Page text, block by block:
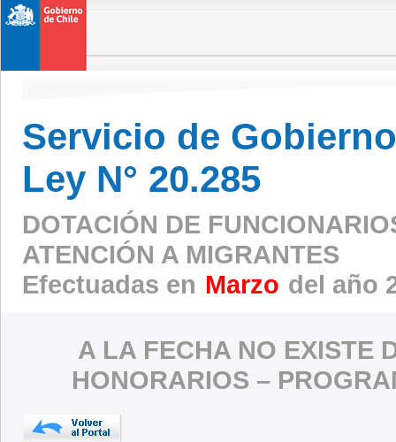
Servicio de
Ley N° 20.285
DOTACIÓN DE
ATENCIÓN A MIGRANTES
Efectuadas en Marzo del año
A LA FECHA NO EXISTE
HONORARIOS –